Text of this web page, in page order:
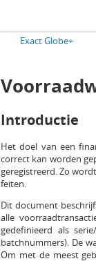
Exact Globe+
Introductie
Het doel van een
correct kan worden
geregistreerd. Zo
feiten.
Dit document
alle
gedefinieerd als
batchnummers). De
Om met de meest